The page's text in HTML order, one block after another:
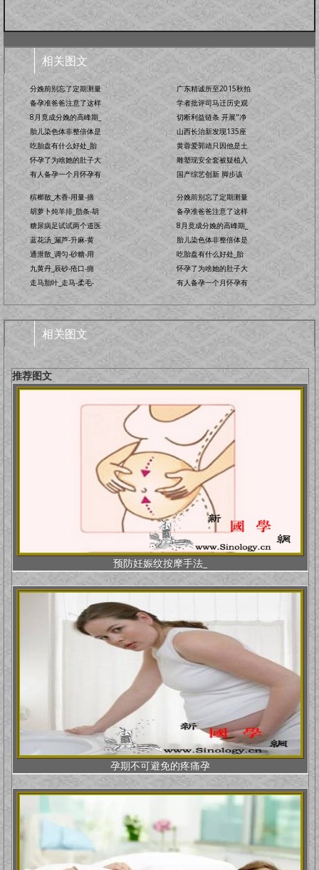
相关图文
分娩前别忘了定期测量
备孕准爸爸注意了这样
8月竟成分娩的高峰期_
胎儿染色体非整倍体是
吃胎盘有什么好处_胎
怀孕了为啥她的肚子大
有人备孕一个月怀孕有
广东精诚所至2015秋拍
学者批评司马迁历史观
切断利益链条 开展"净
山西长治新发现135座
黄蓉爱郭靖只因他是土
雕塑现安全套被疑植入
国产综艺创新 脚步该
槟榔散_木香-用量-摘
胡萝卜炖羊排_肋条-胡
糖尿病足试试两个道医
蓝花汤_漏芦-升麻-黄
通泄散_调匀-砂糖-用
九黄丹_辰砂-疮口-痈
走马胎叶_走马-柔毛-
分娩前别忘了定期测量
备孕准爸爸注意了这样
8月竟成分娩的高峰期_
胎儿染色体非整倍体是
吃胎盘有什么好处_胎
怀孕了为啥她的肚子大
有人备孕一个月怀孕有
相关图文
推荐图文
预防妊娠纹按摩手法_
孕期不可避免的疼痛孕